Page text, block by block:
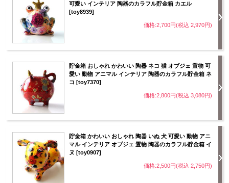
可愛い インテリア 陶器のカラフル貯金箱 カエル
[toy8939]
価格:2,700円(税込 2,970円)
貯金箱 おしゃれ かわいい 陶器 ネコ 猫 オブジェ 置物 可
愛い 動物 アニマル インテリア 陶器のカラフル貯金箱 ネ
コ [toy7370]
価格:2,800円(税込 3,080円)
貯金箱 かわいい おしゃれ 陶器 いぬ 犬 可愛い 動物 アニ
マル インテリア オブジェ 置物 陶器のカラフル貯金箱 イ
ヌ [toy0907]
価格:2,500円(税込 2,750円)